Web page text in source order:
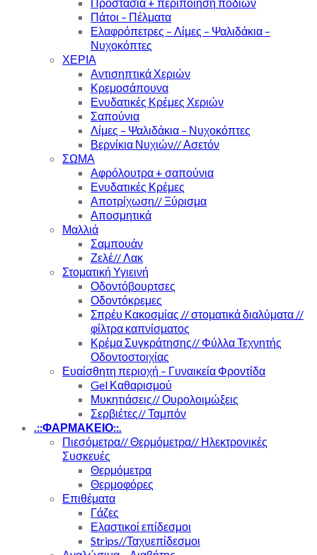
Πάτοι – Πέλματα
Ελαφρόπετρες – Λίμες – Ψαλιδάκια –
Νυχοκόπτες
ΧΕΡΙΑ
Αντισηπτικά Χεριών
Κρεμοσάπουνα
Ενυδατικές Κρέμες Χεριών
Σαπούνια
Λίμες – Ψαλιδάκια – Νυχοκόπτες
Βερνίκια Νυχιών// Ασετόν
ΣΩΜΑ
Αφρόλουτρα + σαπούνια
Ενυδατικές Κρέμες
Αποτρίχωση// Ξύρισμα
Αποσμητικά
Μαλλιά
Σαμπουάν
Ζελέ// Λακ
Στοματική Υγιεινή
Οδοντόβουρτσες
Οδοντόκρεμες
Σπρέυ Κακοσμίας // στοματικά διαλύματα //
φίλτρα καπνίσματος
Κρέμα Συγκράτησης// Φύλλα Τεχνητής
Οδοντοστοιχίας
Ευαίσθητη περιοχή – Γυναικεία Φροντίδα
Gel Καθαρισμού
Μυκητιάσεις// Ουρολοιμώξεις
Σερβιέτες// Ταμπόν
.::ΦΑΡΜΑΚΕΙΟ::.
Πιεσόμετρα// Θερμόμετρα// Ηλεκτρονικές
Συσκευές
Θερμόμετρα
Θερμοφόρες
Επιθέματα
Γάζες
Ελαστικοί επίδεσμοι
Strips//Ταχυεπίδεσμοι